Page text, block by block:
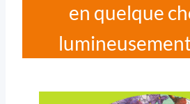
en quelque